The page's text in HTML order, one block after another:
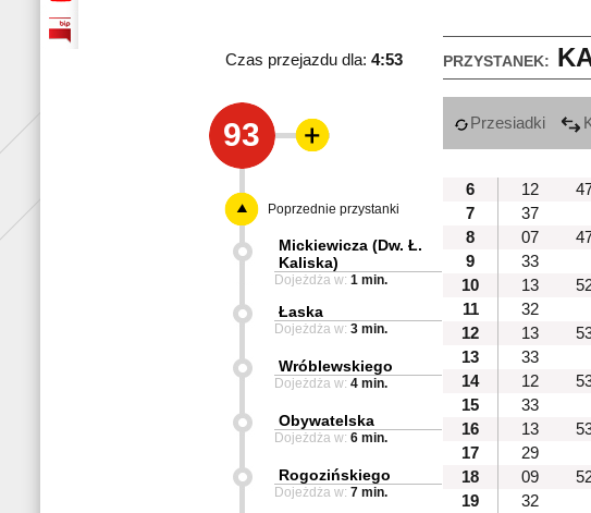
PRZYSTANEK:
Czas przejazdu dla: 4:53
93 Przesiadki
6
12
7
37
8
07
9
33
10
13
11
32
12
13
13
33
14
12
15
33
16
13
17
29
18
09
19
32
Poprzednie przystanki
Mickiewicza (Dw. Ł.
Kaliska)
Dojeżdża w: 1 min.
Łaska
Dojeżdża w: 3 min.
Wróblewskiego
Dojeżdża w: 4 min.
Obywatelska
Dojeżdża w: 6 min.
Rogozińskiego
Dojeżdża w: 7 min.